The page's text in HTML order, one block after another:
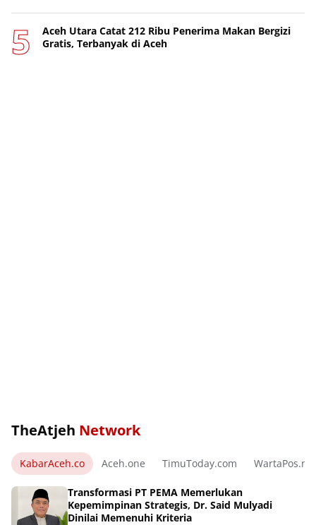
Aceh Utara Catat 212 Ribu Penerima Makan Bergizi
Gratis, Terbanyak di Aceh
TheAtjeh Network
KabarAceh.co Aceh.one TimuToday.com WartaPos.net
Transformasi PT PEMA Memerlukan
Kepemimpinan Strategis, Dr. Said Mulyadi
Dinilai Memenuhi Kriteria